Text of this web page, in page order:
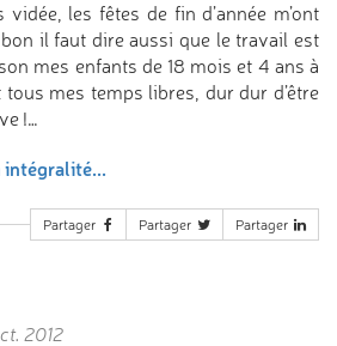
les fêtes de fin d’année m’ont
il faut dire aussi que le travail est
mes enfants de 18 mois et 4 ans à
tous mes temps libres, dur dur d’être
!…
intégralité...
Partager Partager Partager
2012